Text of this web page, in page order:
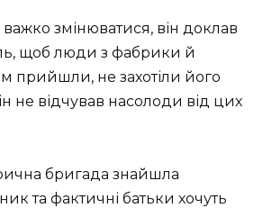
змінюватися, він доклав
щоб люди з фабрики й
прийшли, не захотіли його
не відчував насолоди від цих
бригада знайшла
та фактичні батьки хочуть